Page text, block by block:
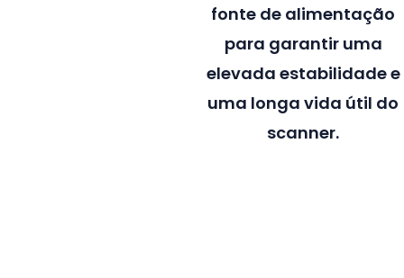
fonte de alimentação
para garantir uma
elevada estabilidade e
uma longa vida útil do
scanner.